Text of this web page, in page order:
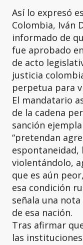
Así lo expresó
Colombia, Iván
informado de
fue aprobado
de acto
justicia
perpetua para
El mandatario
de la cadena
sanción
“pretendan
espontaneidad,
violentándolo,
que es aún
esa condición
señala una
de esa nación.
Tras afirmar
las